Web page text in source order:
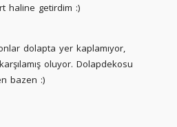
haline getirdim :)
dolapta yer kaplamıyor,
oluyor. Dolapdekosu
bazen :)